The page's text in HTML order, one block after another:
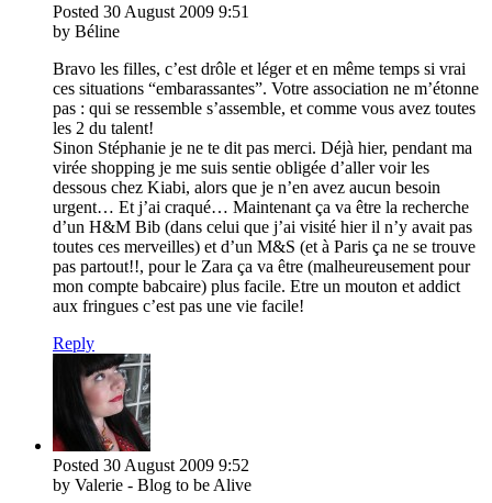
Posted 30 August 2009 9:51
by Béline
Bravo les filles, c’est drôle et léger et en même temps si vrai
ces situations “embarassantes”. Votre association ne m’étonne
pas : qui se ressemble s’assemble, et comme vous avez toutes
les 2 du talent!
Sinon Stéphanie je ne te dit pas merci. Déjà hier, pendant ma
virée shopping je me suis sentie obligée d’aller voir les
dessous chez Kiabi, alors que je n’en avez aucun besoin
urgent… Et j’ai craqué… Maintenant ça va être la recherche
d’un H&M Bib (dans celui que j’ai visité hier il n’y avait pas
toutes ces merveilles) et d’un M&S (et à Paris ça ne se trouve
pas partout!!, pour le Zara ça va être (malheureusement pour
mon compte babcaire) plus facile. Etre un mouton et addict
aux fringues c’est pas une vie facile!
Reply
Posted 30 August 2009 9:52
by Valerie - Blog to be Alive